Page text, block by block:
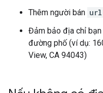
Thêm người bán url
Đảm bảo địa chỉ
đường phố (ví dụ:
View, CA 94043)